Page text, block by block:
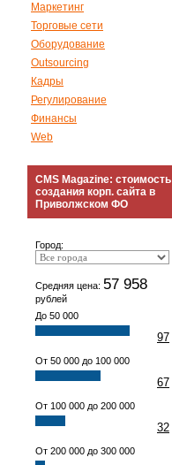
Маркетинг
Торговые сети
Оборудование
Outsourcing
Кадры
Регулирование
Финансы
Web
CMS Magazine: стоимость
создания корп. сайта в
Приволжском ФО
Город:
Средняя цена: 57 958
рублей
До 50 000
97
От 50 000 до 100 000
67
От 100 000 до 200 000
32
От 200 000 до 300 000